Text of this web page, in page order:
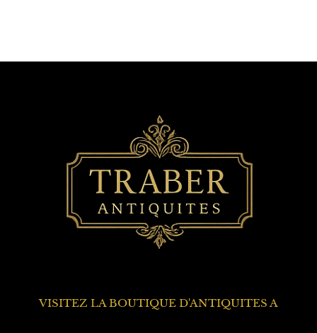
VISITEZ LA BOUTIQUE D'ANTIQUITES A